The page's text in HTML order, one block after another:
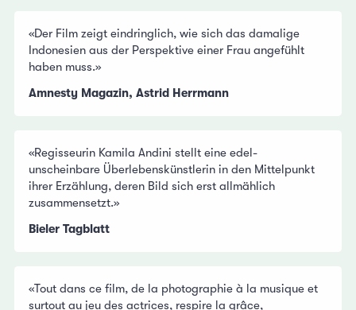
«Der Film zeigt eindringlich, wie sich das damalige
Indonesien aus der Perspektive einer Frau angefühlt
haben muss.»
Amnesty Magazin, Astrid Herrmann
«Regisseurin Kamila Andini stellt eine edel-
unscheinbare Überlebenskünstlerin in den Mittelpunkt
ihrer Erzählung, deren Bild sich erst allmählich
zusammensetzt.»
Bieler Tagblatt
«Tout dans ce film, de la photographie à la musique et
surtout au jeu des actrices, respire la grâce,